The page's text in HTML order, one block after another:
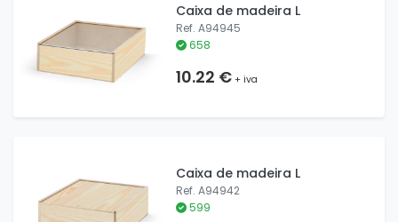
Caixa de madeira L
Ref. A94945
658
10.22 €+ iva
Caixa de madeira L
Ref. A94942
599